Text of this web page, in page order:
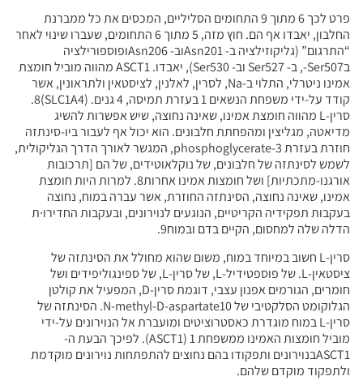
פרט לכך 6 מתוך 9 התחומים הסליליים, המכסים את כל ממברנת
החלבון, יאבדו אף הם. חוץ מזה, 5 מתוך 6 התחומים, שעברו שינוי לאחר
“התרגום” (גליקוזילציה ב- Asn201וב- Asn206ופוספורילציה
בSer507-, ב- Ser527 וב- Ser530), יאבדו. ASCT1 מהווה מוביל חומצת
אמינו ניטרלי, התלוי ב-Na, לסרין, לאלנין, לציסטאין ולתראונין, אשר
קודד על-ידי משפחת הנשאים 1 בעזרת תמיסה, 4 גנים. (SLC1A4)8.
סרין-L מהווה חומצת אמינו, שאינה נחוצה, שיש אפשרות להשיג
מדיאטה, מגליצין ומהפחתת חלבונים. הוא יכול אף לעבור ביו-סינתזה
חוזרת בעזרת 3-phosphoglycerate, המגשר לאורך הדרך הגליקולית,
לשמש לסינתזה של חלבונים, של נוקלאוטידים, של הם [תרכובות
אורגנו-מתכתיות] ושל חומצות אמינו אחרות8. למרות היות חומצת
אמינו, שאינה נחוצה, הסינתזה החוזרת, אשר עברה במוח, נחוצה
בעקבות תפקידיה הקריטיים, הנוגעים לנוירונים, ובעקבות החדירו∙ת
הדלה שלה למחסום, הקיים בדם ובמוח9.
סרין-L חשוב במיוחד במוח, משום שהוא מחולל את הסינתזה של
ציסטאין-L. של פוספטידיל-L, של סרין-L, של ספינגוליפידים ושל
חומרים, הגורמים אפנון עצבי, דוגמת סרין-D, המפעיל את קולטן
הגלוקומט הסלקטיבי של N-methyl-D-aspartate10. הסינתזה של
סרין-L במוח מוגדרת כאסטרוציטים ומועברת אל הנוירונים על-ידי
מוביל חומצות האמינו ממשפחת 1 (ASCT1). לפיכך הבעת ה-
ASCT1בנוירונים ותפקודו בהם נחוצים להתפתחות נוירונים מוקדמת
ולתפקוד מוקדם שלהם.